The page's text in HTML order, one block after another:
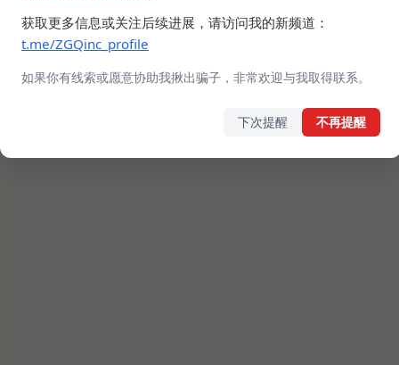
获取更多信息或关注后续进展，请访问我的新频道：
t.me/ZGQinc_profile
如果你有线索或愿意协助我揪出骗子，非常欢迎与我取得联系。
下次提醒 不再提醒